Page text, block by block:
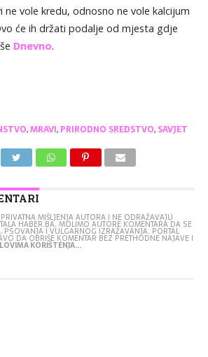
ne vole kredu, odnosno ne vole kalcijum
će ih držati podalje od mjesta gdje
Dnevno.
,MRAVI, PRIRODNO SREDSTVO, SAVJET
MIŠLJENJA AUTORA I NE ODRAŽAVAJU
HABER.BA. MOLIMO AUTORE KOMENTARA DA SE
PSOVANJA I VULGARNOG IZRAŽAVANJA. PORTAL
DA OBRIŠE KOMENTAR BEZ PRETHODNE NAJAVE I
KORIŠTENJA...